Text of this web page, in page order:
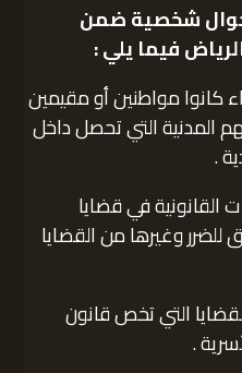
شخصية ضمن
فيما يلي :
كانوا مواطنين أو مقيمين
المدنية التي تحصل داخل
.
القانونية في قضايا
للضرر وغيرها من القضايا
التي تخص قانون
.